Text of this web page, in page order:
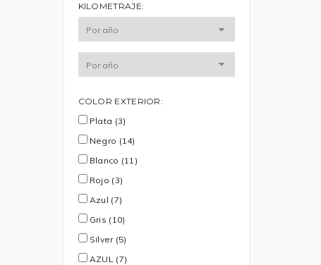
KILOMETRAJE:
COLOR EXTERIOR:
Plata (3)
Negro (14)
Blanco (11)
Rojo (3)
Azul (7)
Gris (10)
Silver (5)
AZUL (7)